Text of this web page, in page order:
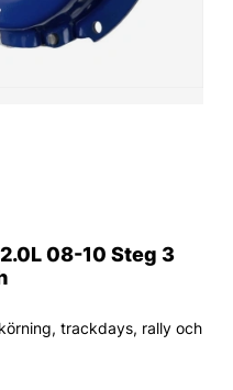
08-10 Steg 3
trackdays, rally och